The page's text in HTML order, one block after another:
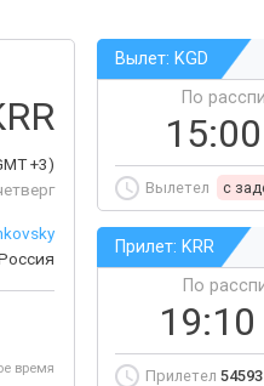
+3)
время
Вылет: KGD
По
15:00
Вылетел c
Прилет: KRR
По
19:10
Прилетел